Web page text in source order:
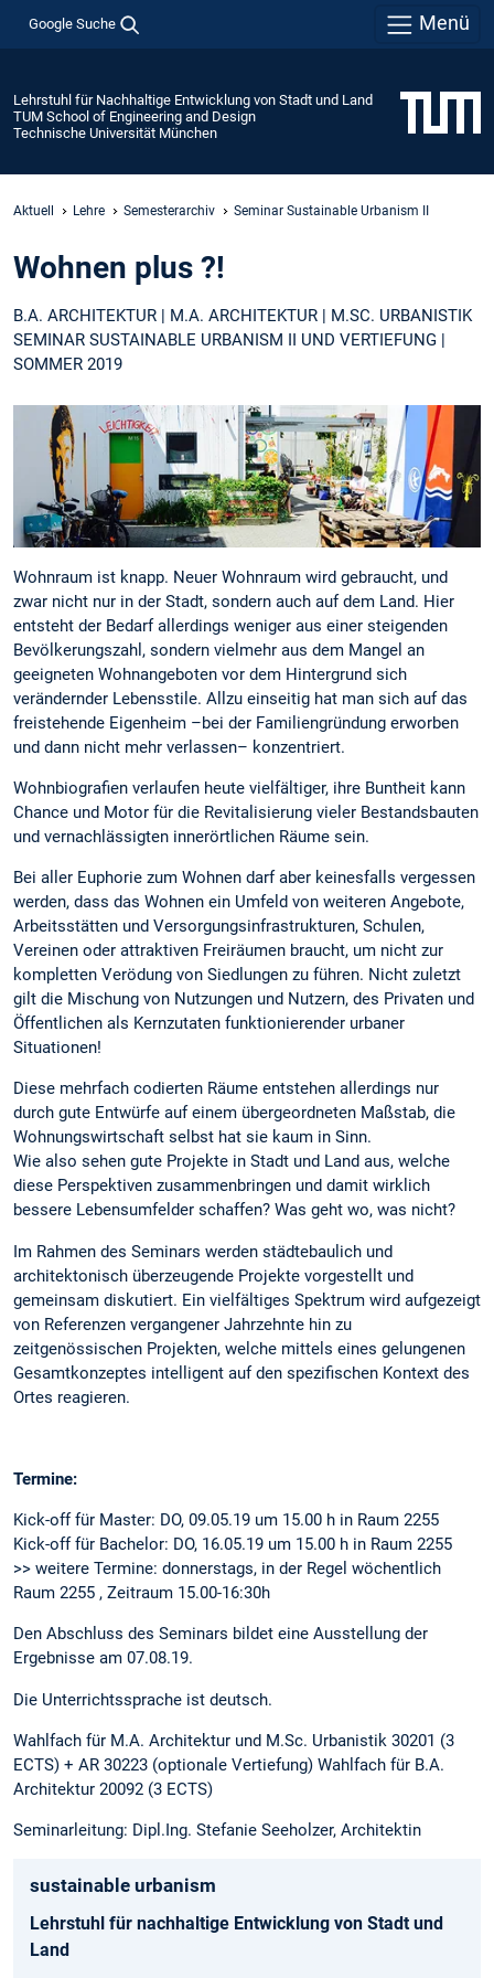
Google Suche Menü
Lehrstuhl für Nachhaltige Entwicklung von Stadt und Land
TUM School of Engineering and Design
Technische Universität München
Aktuell Lehre Semesterarchiv Seminar Sustainable Urbanism II
Wohnen plus ?!
B.A. ARCHITEKTUR | M.A. ARCHITEKTUR | M.SC. URBANISTIK
SEMINAR SUSTAINABLE URBANISM II UND VERTIEFUNG |
SOMMER 2019
Wohnraum ist knapp. Neuer Wohnraum wird gebraucht, und
zwar nicht nur in der Stadt, sondern auch auf dem Land. Hier
entsteht der Bedarf allerdings weniger aus einer steigenden
Bevölkerungszahl, sondern vielmehr aus dem Mangel an
geeigneten Wohnangeboten vor dem Hintergrund sich
verändernder Lebensstile. Allzu einseitig hat man sich auf das
freistehende Eigenheim –bei der Familiengründung erworben
und dann nicht mehr verlassen– konzentriert.
Wohnbiografien verlaufen heute vielfältiger, ihre Buntheit kann
Chance und Motor für die Revitalisierung vieler Bestandsbauten
und vernachlässigten innerörtlichen Räume sein.
Bei aller Euphorie zum Wohnen darf aber keinesfalls vergessen
werden, dass das Wohnen ein Umfeld von weiteren Angebote,
Arbeitsstätten und Versorgungsinfrastrukturen, Schulen,
Vereinen oder attraktiven Freiräumen braucht, um nicht zur
kompletten Verödung von Siedlungen zu führen. Nicht zuletzt
gilt die Mischung von Nutzungen und Nutzern, des Privaten und
Öffentlichen als Kernzutaten funktionierender urbaner
Situationen!
Diese mehrfach codierten Räume entstehen allerdings nur
durch gute Entwürfe auf einem übergeordneten Maßstab, die
Wohnungswirtschaft selbst hat sie kaum in Sinn.
Wie also sehen gute Projekte in Stadt und Land aus, welche
diese Perspektiven zusammenbringen und damit wirklich
bessere Lebensumfelder schaffen? Was geht wo, was nicht?
Im Rahmen des Seminars werden städtebaulich und
architektonisch überzeugende Projekte vorgestellt und
gemeinsam diskutiert. Ein vielfältiges Spektrum wird aufgezeigt
von Referenzen vergangener Jahrzehnte hin zu
zeitgenössischen Projekten, welche mittels eines gelungenen
Gesamtkonzeptes intelligent auf den spezifischen Kontext des
Ortes reagieren.
Termine:
Kick-off für Master: DO, 09.05.19 um 15.00 h in Raum 2255
Kick-off für Bachelor: DO, 16.05.19 um 15.00 h in Raum 2255
>> weitere Termine: donnerstags, in der Regel wöchentlich
Raum 2255 , Zeitraum 15.00-16:30h
Den Abschluss des Seminars bildet eine Ausstellung der
Ergebnisse am 07.08.19.
Die Unterrichtssprache ist deutsch.
Wahlfach für M.A. Architektur und M.Sc. Urbanistik 30201 (3
ECTS) + AR 30223 (optionale Vertiefung) Wahlfach für B.A.
Architektur 20092 (3 ECTS)
Seminarleitung: Dipl.Ing. Stefanie Seeholzer, Architektin
sustainable urbanism
Lehrstuhl für nachhaltige Entwicklung von Stadt und
Land